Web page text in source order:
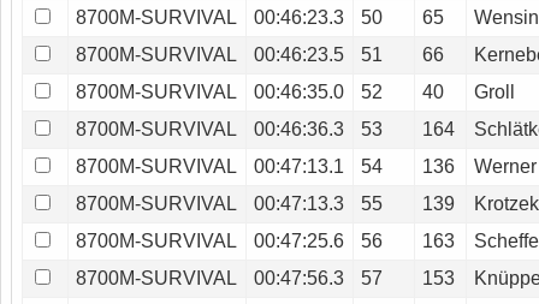
8700M-SURVIVAL
00:46:23.3 50 65
8700M-SURVIVAL
00:46:23.5 51 66
8700M-SURVIVAL
00:46:35.0 52 40
Groll
8700M-SURVIVAL
00:46:36.3 53 164
8700M-SURVIVAL
00:47:13.1 54 136
Werner
8700M-SURVIVAL
00:47:13.3 55 139
Krotzek
8700M-SURVIVAL
00:47:25.6 56 163
8700M-SURVIVAL
00:47:56.3 57 153